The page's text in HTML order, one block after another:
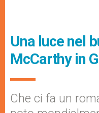
Una luce nel
McCarthy in
Che ci fa un